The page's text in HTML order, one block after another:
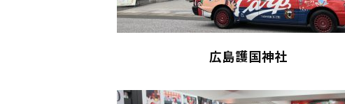
広島護国神社